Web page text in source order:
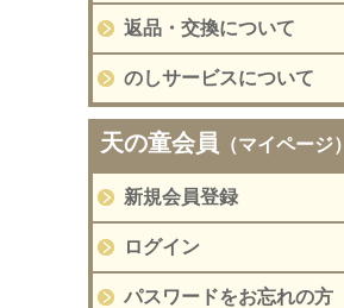
返品・交換について
のしサービスについて
天の童会員 （マイページ）
新規会員登録
ログイン
パスワードをお忘れの方